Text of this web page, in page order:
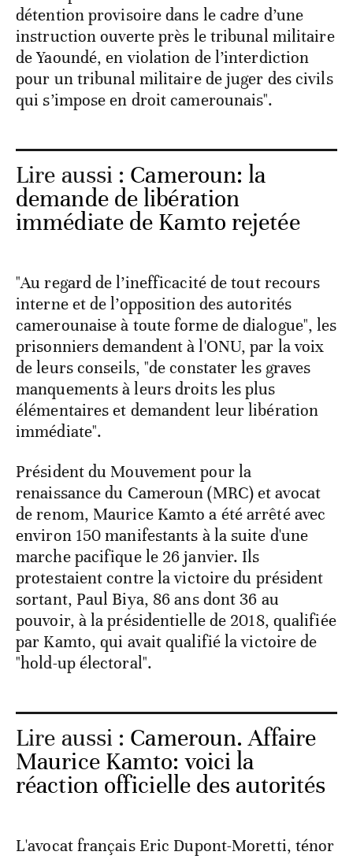
détention provisoire dans le cadre d’une
instruction ouverte près le tribunal militaire
de Yaoundé, en violation de l’interdiction
pour un tribunal militaire de juger des civils
qui s’impose en droit camerounais".
Lire aussi : Cameroun: la
demande de libération
immédiate de Kamto rejetée
"Au regard de l’inefficacité de tout recours
interne et de l’opposition des autorités
camerounaise à toute forme de dialogue", les
prisonniers demandent à l'ONU, par la voix
de leurs conseils, "de constater les graves
manquements à leurs droits les plus
élémentaires et demandent leur libération
immédiate".
Président du Mouvement pour la
renaissance du Cameroun (MRC) et avocat
de renom, Maurice Kamto a été arrêté avec
environ 150 manifestants à la suite d'une
marche pacifique le 26 janvier. Ils
protestaient contre la victoire du président
sortant, Paul Biya, 86 ans dont 36 au
pouvoir, à la présidentielle de 2018, qualifiée
par Kamto, qui avait qualifié la victoire de
"hold-up électoral".
Lire aussi : Cameroun. Affaire
Maurice Kamto: voici la
réaction officielle des autorités
L'avocat français Eric Dupont-Moretti, ténor